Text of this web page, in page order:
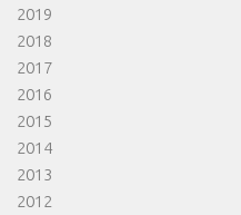
2019
2018
2017
2016
2015
2014
2013
2012